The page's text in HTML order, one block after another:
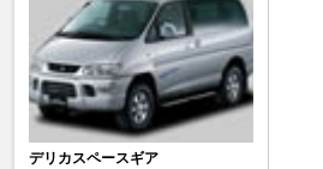
デリカスペースギア